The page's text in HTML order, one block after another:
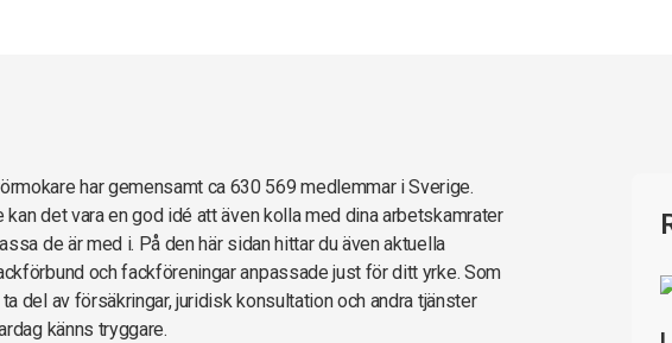
har gemensamt ca 630 569 medlemmar i Sverige.
det vara en god idé att även kolla med dina arbetskamrater
de är med i. På den här sidan hittar du även aktuella
och fackföreningar anpassade just för ditt yrke. Som
del av försäkringar, juridisk konsultation och andra tjänster
känns tryggare.